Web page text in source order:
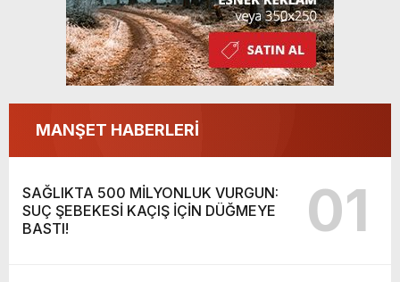
MANŞET HABERLERİ
SAĞLIKTA 500 MİLYONLUK VURGUN:
SUÇ ŞEBEKESİ KAÇIŞ İÇİN DÜĞMEYE
BASTI!
01